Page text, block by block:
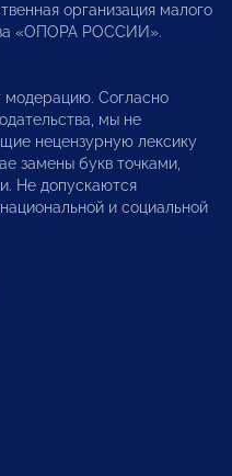
организация малого
«ОПОРА РОССИИ».
модерацию. Согласно
мы не
нецензурную лексику
замены букв точками,
Не допускаются
и социальной